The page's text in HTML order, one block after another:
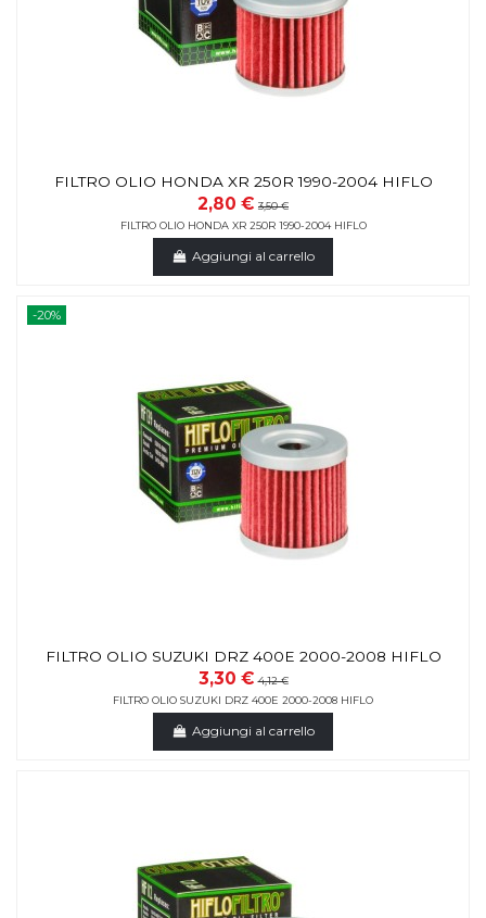
FILTRO OLIO HONDA XR 250R 1990-2004 HIFLO
2,80 € 3,50 €
FILTRO OLIO HONDA XR 250R 1990-2004 HIFLO
Aggiungi al carrello
-20%
FILTRO OLIO SUZUKI DRZ 400E 2000-2008 HIFLO
3,30 €4,12 €
FILTRO OLIO SUZUKI DRZ 400E 2000-2008 HIFLO
Aggiungi al carrello